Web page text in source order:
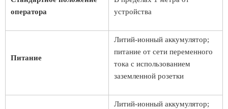
оператора
устройства
Питание
Литий-ионный аккумулятор;
питание от сети переменного
тока с использованием
заземленной розетки
Литий-ионный аккумулятор;